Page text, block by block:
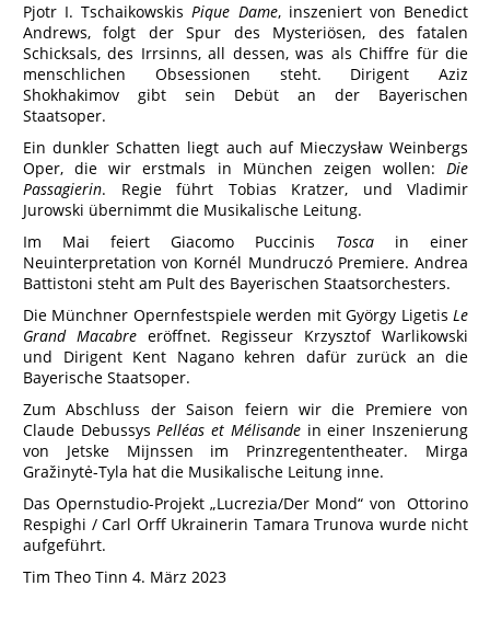
Pjotr I. TschaikowskisPique Dame, inszeniert von Benedict
Andrews, folgt der Spur des Mysteriösen, des fatalen
Schicksals, des Irrsinns, all dessen, was als Chiffre für die
menschlichen Obsessionen steht. Dirigent Aziz
Shokhakimov gibt sein Debüt an der Bayerischen
Staatsoper.
Ein dunkler Schatten liegt auch auf Mieczysław Weinbergs
Oper, die wir erstmals in München zeigen wollen: Die
Passagierin. Regie führt Tobias Kratzer, und Vladimir
Jurowski übernimmt die Musikalische Leitung.
Im Mai feiert Giacomo Puccinis Tosca in einer
Neuinterpretation von Kornél Mundruczó Premiere. Andrea
Battistoni steht am Pult des Bayerischen Staatsorchesters.
Die Münchner Opernfestspiele werden mit György Ligetis Le
Grand Macabreeröffnet. Regisseur Krzysztof Warlikowski
und Dirigent Kent Nagano kehren dafür zurück an die
Bayerische Staatsoper.
Zum Abschluss der Saison feiern wir die Premiere von
Claude DebussysPelléas et Mélisandein einer Inszenierung
von Jetske Mijnssen im Prinzregententheater. Mirga
Gražinytė-Tyla hat die Musikalische Leitung inne.
Das Opernstudio-Projekt „Lucrezia/Der Mond“ von Ottorino
Respighi / Carl Orff Ukrainerin Tamara Trunova wurde nicht
aufgeführt.
Tim Theo Tinn 4. März 2023